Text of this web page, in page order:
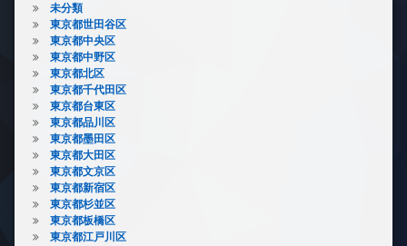
未分類
東京都世田谷区
東京都中央区
東京都中野区
東京都北区
東京都千代田区
東京都台東区
東京都品川区
東京都墨田区
東京都大田区
東京都文京区
東京都新宿区
東京都杉並区
東京都板橋区
東京都江戸川区